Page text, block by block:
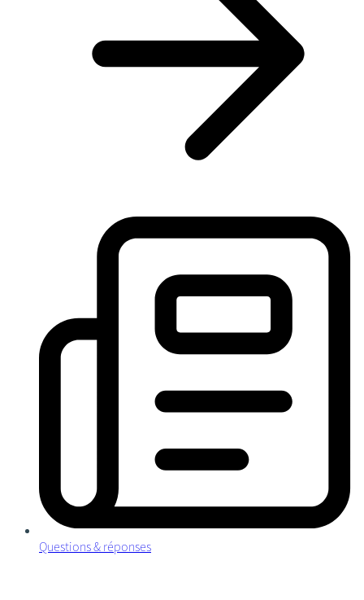
Questions & réponses